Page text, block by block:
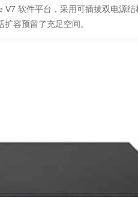
V7 软件平台，采用可插拔双电源
容预留了充足空间。